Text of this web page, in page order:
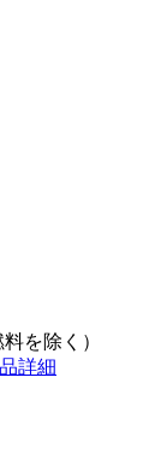
を除く）
詳細